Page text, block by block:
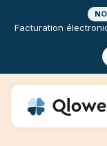
Facturation